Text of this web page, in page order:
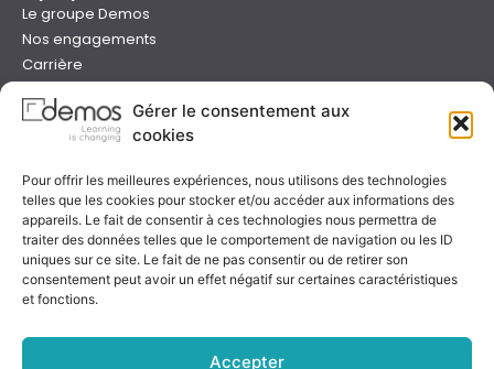
Gérer le consentement aux
cookies
Pour offrir les meilleures expériences, nous utilisons des technologies
telles que les cookies pour stocker et/ou accéder aux informations des
appareils. Le fait de consentir à ces technologies nous permettra de
traiter des données telles que le comportement de navigation ou les ID
uniques sur ce site. Le fait de ne pas consentir ou de retirer son
consentement peut avoir un effet négatif sur certaines caractéristiques
et fonctions.
Accepter
Le groupe Demos
Nos engagements
Carrière
Presse
Catalogues
Aide
Nous contacter
Nous trouver
Préparer sa formation
Sessions garanties
Qualité & certification